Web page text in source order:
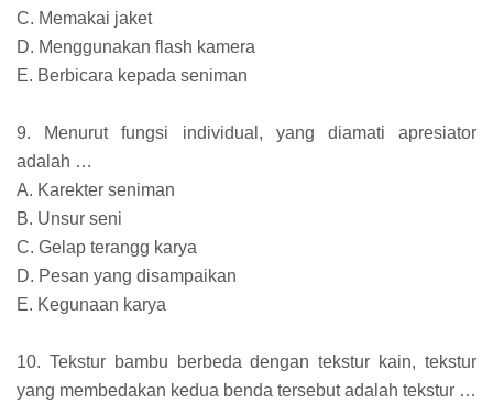
C. Memakai jaket
D. Menggunakan flash kamera
E. Berbicara kepada seniman
9. Menurut fungsi individual, yang diamati apresiator
adalah …
A. Karekter seniman
B. Unsur seni
C. Gelap terangg karya
D. Pesan yang disampaikan
E. Kegunaan karya
10. Tekstur bambu berbeda dengan tekstur kain, tekstur
yang membedakan kedua benda tersebut adalah tekstur …